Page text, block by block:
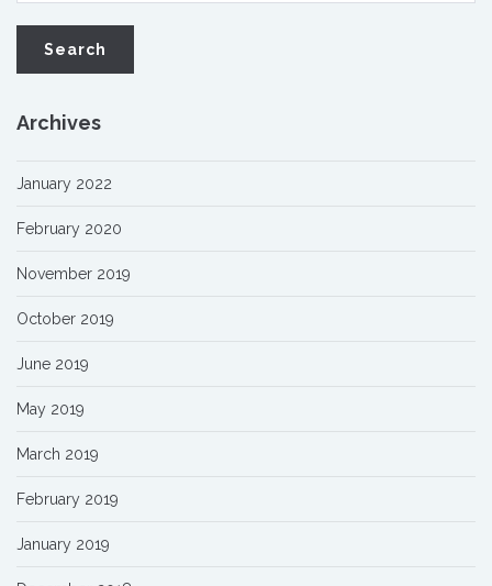
Archives
January 2022
February 2020
November 2019
October 2019
June 2019
May 2019
March 2019
February 2019
January 2019